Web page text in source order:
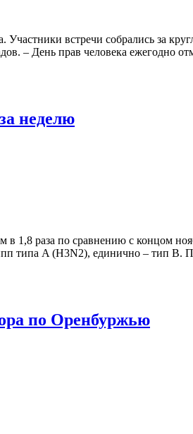
встречи собрались за
– День прав человека ежегодно
неделю
в 1,8 раза по сравнению с концом
типа A (H3N2), единично – тип B.
по Оренбуржью